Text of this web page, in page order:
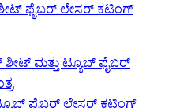
ಫೈಬರ್ ಲೇಸರ್ ಕಟಿಂಗ್
ಫೈಬರ್ ಲೇಸರ್ ಕಟಿಂಗ್